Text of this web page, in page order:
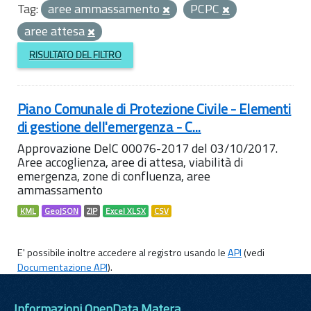
Tag: aree ammassamento
PCPC
aree attesa
RISULTATO DEL FILTRO
Piano Comunale di Protezione Civile - Elementi
di gestione dell'emergenza - C...
Approvazione DelC 00076-2017 del 03/10/2017.
Aree accoglienza, aree di attesa, viabilità di
emergenza, zone di confluenza, aree
ammassamento
KML GeoJSON ZIP Excel XLSX CSV
E' possibile inoltre accedere al registro usando leAPI(vedi
Documentazione API).